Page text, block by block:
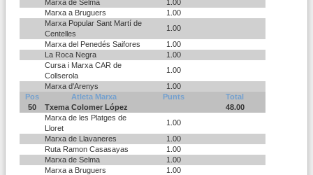
Marxa de Selma
1.00
Marxa a Bruguers
1.00
Marxa Popular Sant Martí de
Centelles
1.00
Marxa del Penedés Saifores
1.00
La Roca Negra
1.00
Cursa i Marxa CAR de
Collserola
1.00
Marxa d'Arenys
1.00
Pos
Atleta Marxa Punts
Total
50
Txema Colomer López
48.00
Marxa de les Platges de
Lloret
1.00
Marxa de Llavaneres
1.00
Ruta Ramon Casasayas
1.00
Marxa de Selma
1.00
Marxa a Bruguers
1.00